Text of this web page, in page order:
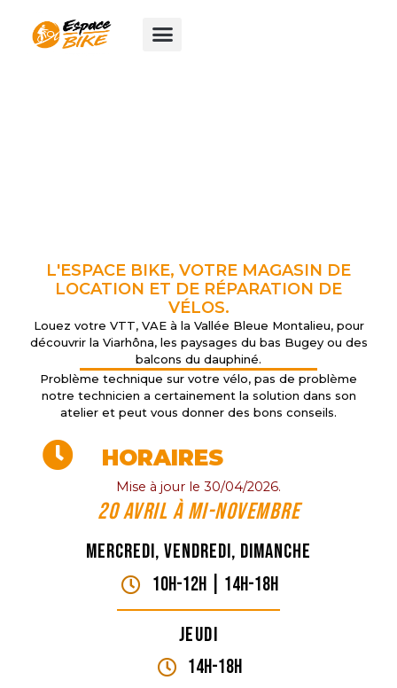
contenu
L'ESPACE BIKE, VOTRE MAGASIN DE
LOCATION ET DE RÉPARATION DE
VÉLOS.
Louez votre VTT, VAE à la Vallée Bleue Montalieu, pour
découvrir la Viarhôna, les paysages du bas Bugey ou des
balcons du dauphiné.
Problème technique sur votre vélo, pas de problème
notre technicien a certainement la solution dans son
atelier et peut vous donner des bons conseils.
HORAIRES
Mise à jour le 30/04/2026.
20 Avril à mi-novembre
Mercredi, vendredi, dimanche
10H-12H | 14H-18h
Jeudi
14H-18h